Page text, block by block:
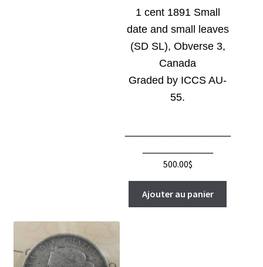
1 cent 1891 Small
date and small leaves
(SD SL), Obverse 3,
Canada
Graded by ICCS AU-
55.
500.00$
Ajouter au panier